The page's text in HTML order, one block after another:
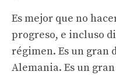
Es mejor que no
progreso, e incluso
régimen. Es un gran
Alemania. Es un